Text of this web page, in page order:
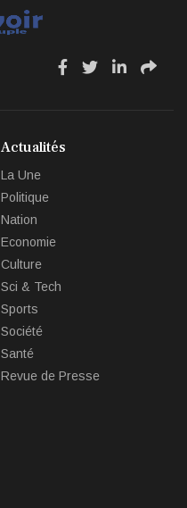
fa
fa
fa
fa
Actualités
La Une
Politique
Nation
Economie
Culture
Sci & Tech
Sports
Société
Santé
Revue de Presse